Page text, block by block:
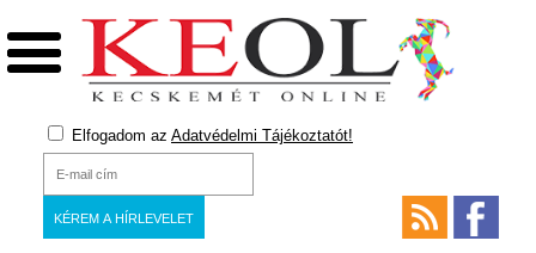
Elfogadom az Adatvédelmi Tájékoztatót!